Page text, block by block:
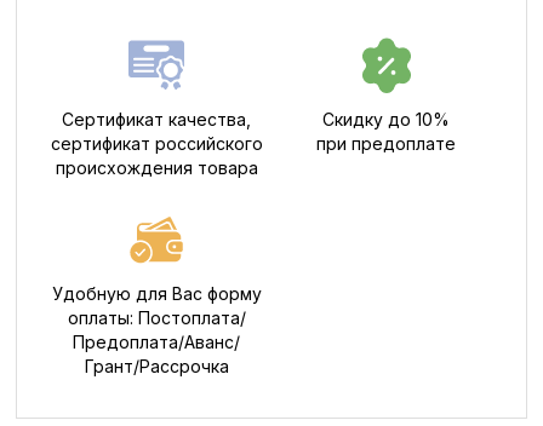
Сертификат качества,
сертификат российского
происхождения товара
Скидку до 10%
при предоплате
Удобную для Вас форму
оплаты: Постоплата/
Предоплата/Аванс/
Грант/Рассрочка